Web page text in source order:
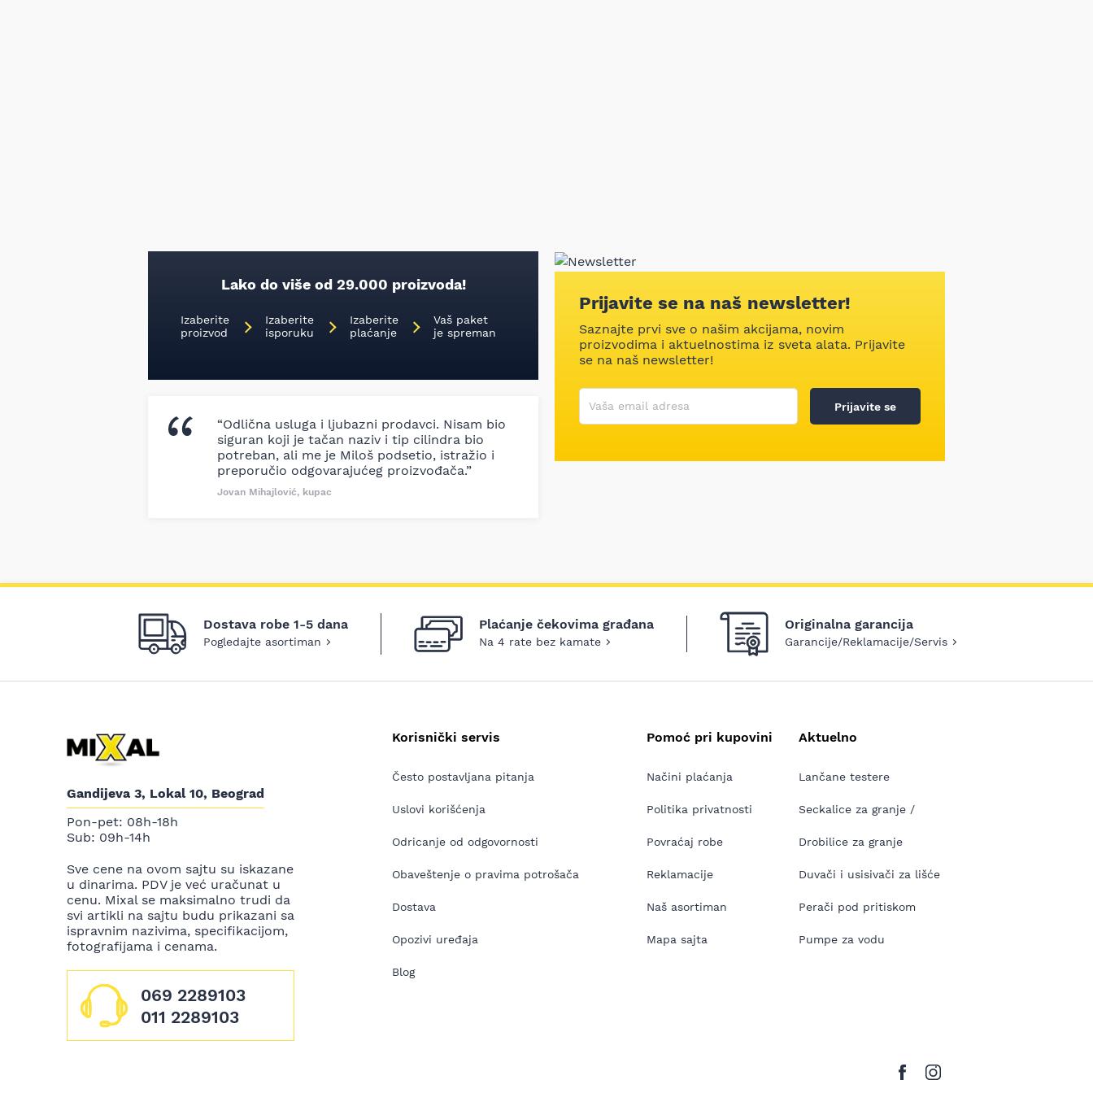
Lako do više od 29.000 proizvoda!
Izaberite
proizvod
Izaberite
isporuku
Izaberite
plaćanje
Vaš paket
je spreman
“Odlična usluga i ljubazni prodavci. Nisam bio
siguran koji je tačan naziv i tip cilindra bio
potreban, ali me je Miloš podsetio, istražio i
preporučio odgovarajućeg proizvođača.”
Jovan Mihajlović, kupac
Prijavite se na naš newsletter!
Saznajte prvi sve o našim akcijama, novim
proizvodima i aktuelnostima iz sveta alata. Prijavite
se na naš newsletter!
Korisničko ime
Vaša email adresa
Prijavite se
Dostava robe 1-5 dana
Pogledajte asortiman
Plaćanje čekovima građana
Na 4 rate bez kamate
Originalna garancija
Garancije/Reklamacije/Servis
Gandijeva 3, Lokal 10, Beograd
Pon-pet: 08h-18h
Sub: 09h-14h
Sve cene na ovom sajtu su iskazane
u dinarima. PDV je već uračunat u
cenu. Mixal se maksimalno trudi da
svi artikli na sajtu budu prikazani sa
ispravnim nazivima, specifikacijom,
fotografijama i cenama.
069 2289103
011 2289103
Korisnički servis
Često postavljana pitanja
Uslovi korišćenja
Odricanje od odgovornosti
Obaveštenje o pravima potrošača
Dostava
Opozivi uređaja
Blog
Pomoć pri kupovini
Načini plaćanja
Politika privatnosti
Povraćaj robe
Reklamacije
Naš asortiman
Mapa sajta
Aktuelno
Lančane testere
Seckalice za granje /
Drobilice za granje
Duvači i usisivači za lišće
Perači pod pritiskom
Pumpe za vodu